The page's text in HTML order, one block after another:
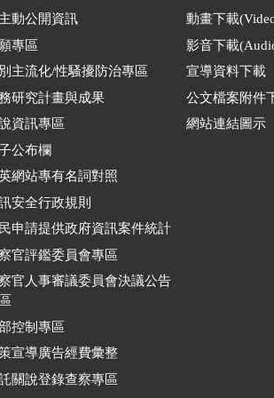
動公開資訊
專區
主流化/性騷擾防治專區
研究計畫與成果
資訊專區
公布欄
網站專有名詞對照
安全行政規則
申請提供政府資訊案件統計
官評鑑委員會專區
官人事審議委員會決議公告
控制專區
宣導廣告經費彙整
關說登錄查察專區
動畫下載
影音下載
宣導資料下載
公文檔案附件
網站連結圖示